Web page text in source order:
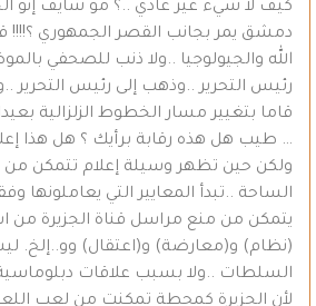
كيف لا شيء غير عادي ..؟ مو شايف إنو
دمشق يمر بجانب القصر الجمهوري ؟!!!!
الله والجيولوجيا ..ولا ذنب للصحفي
رئيس التحرير ..وذهب إلى رئيس التحرير
قاما بتغيير مسار الخطوط الزلزالية
… طيب هل هذه رقابة برأيك ؟ هل هذا
ولكن حين تظهر وسيلة إعلام تتمكن
الساحة ..تبدأ المعايير التي يعاملونها
يتمكن من منع مراسل قناة الجزيرة من
(نظام) و(معارضة) و(اعتقال) وو..إلخ.
السلطات ..ولا بسبب علاقات
لأن الجزيرة كمحطة تمكنت من لعب